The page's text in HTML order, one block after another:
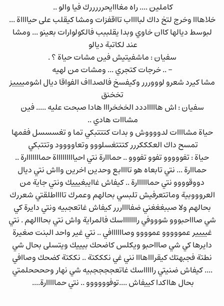
كاملين .... راه مغااايحرررررك فيا والو ..
خلاهااا وخرج لتخ داك لبااااب تااقفزات ومشا كيقلب على حيااااة ...
لبوسط ديالها كاان خاوي وبدا يقلببب فالكولوارات بعينو ... ومشا
عند لكاتبة ديالو
سفيان : ماشفيتيش فين مشات حياة ؟ .
- .. خرجات كتجري ... ومشات من لهيه
مشا كيرد شعرو لوووررر وكيفسخ فالصدااف الفواقا ديال اشومييييز
تخخنق
سفيان : اش هاااااددد الخخخرااا هادا صبحت عليه ..... فين
مشااات هادي ..
حياة مشاااات لدووووش و بدات كتتتبكي تما و تغسسسل ففمها
تمسح داك العكككررر كتتتغسلووو وتعاوووود وتتتبكي
حياة : تفووووو تفوو تفووو .. حمااارة نتي احياااااااااة حمااااااارة ..
حمااارة ... نتي تابعاه هو تاااابع وحدين اخرين وااش نتي ديال
دووقوووو نتي حماااااارة .. كيفاش غاايبغيييك ونتي جاية من
العروووبية وماتتعرفيش تلبسي بحالهم وعمرك تااااطلقتي شعررك
بحالهم ولا صببغغغني ضفااااررر كيفاش غاتعجبيه ونتي دايرة كي
شي صاااحبووو شوووفي راااااااسك فالمراية واش نتي بحااالهم . نتي
غيييير عمووووو عموووو وصاااااافي .. نتي غير واحد البنت صغيرة
دايرها كي شي صاااحبو ويكلس كاضحك بيييك ويتسلى بحال شي
نطتة فجبهتك كيقراااهااا نني غي نكككتة .. نككتة كضحك وصاافي
.... كيفاش ضنيتي راااااسك غاتعججججبيه شي نهار وححححلمتي
بحال هااكدا كييفاش ....توفوووووو .. نتي حمااااارة....